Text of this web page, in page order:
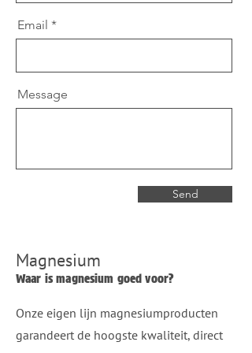
Email
Message
Send
Magnesium
Waar is magnesium goed voor?
Onze eigen lijn magnesiumproducten
garandeert de hoogste kwaliteit, direct